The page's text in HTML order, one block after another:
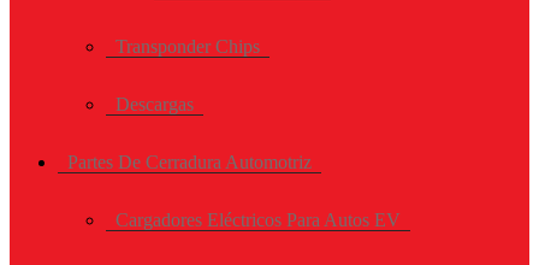
Transponder Chips
Descargas
Partes De Cerradura Automotriz
Cargadores Eléctricos Para Autos EV